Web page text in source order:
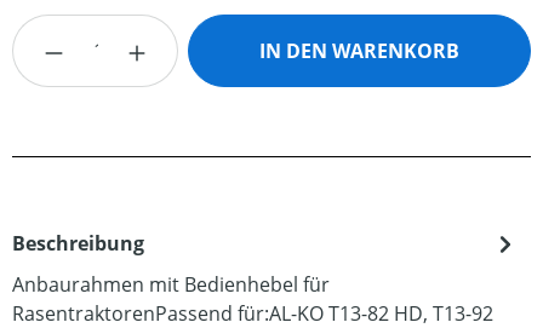
Produkt Anzahl: Gib den gewünschten
IN DEN WARENKORB
Beschreibung
Anbaurahmen mit Bedienhebel für
RasentraktorenPassend für:AL-KO T13-82 HD, T13-92